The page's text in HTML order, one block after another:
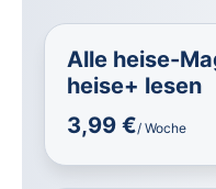
Alle heise-
heise+ lesen
3,99 €/ Woche